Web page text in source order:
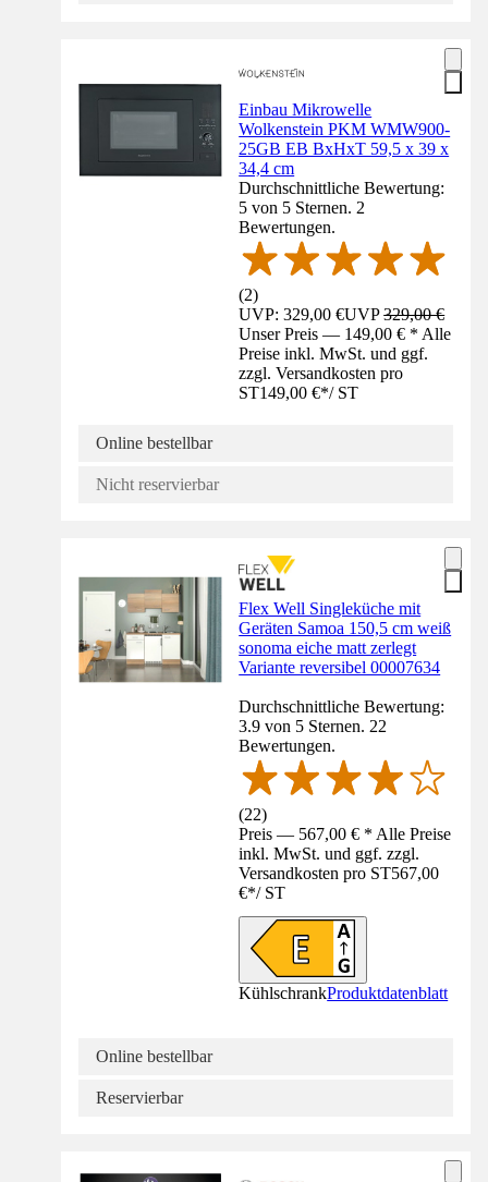
Einbau Mikrowelle
Wolkenstein PKM WMW900-
25GB EB BxHxT 59,5 x 39 x
34,4 cm
Durchschnittliche Bewertung:
5 von 5 Sternen. 2
Bewertungen.
(2)
UVP: 329,00 €UVP329,00 €
Unser Preis — 149,00 € * Alle
Preise inkl. MwSt. und ggf.
zzgl. Versandkosten pro
ST149,00 €*/ ST
Online bestellbar
Nicht reservierbar
Flex Well Singleküche mit
Geräten Samoa 150,5 cm weiß
sonoma eiche matt zerlegt
Variante reversibel 00007634
Durchschnittliche Bewertung:
3.9 von 5 Sternen. 22
Bewertungen.
(22)
Preis — 567,00 € * Alle Preise
inkl. MwSt. und ggf. zzgl.
Versandkosten pro ST567,00
€*/ ST
KühlschrankProduktdatenblatt
Online bestellbar
Reservierbar